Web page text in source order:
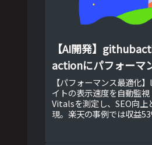
【AI開発】
actionにパフォーマ
【パフォーマンス最適
イトの表示速度を自動監
Vitalsを測定し、SEO向上
現。楽天の事例では収益